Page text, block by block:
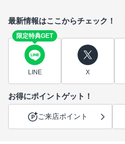
最新情報はここからチェック！
限定特典GET
LINE X
お得にポイントゲット！
ご来店ポイント